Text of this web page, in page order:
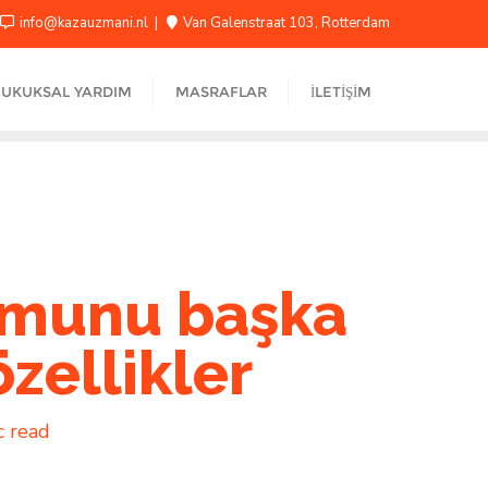
info@kazauzmani.nl Van Galenstraat 103, Rotterdam
YARDIM MASRAFLAR İLETIŞIM
başka
read